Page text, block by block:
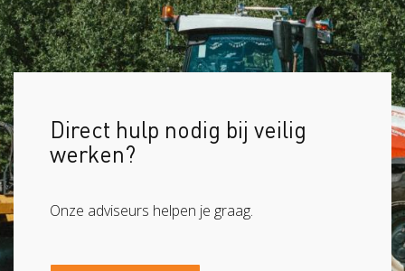
Direct hulp nodig bij veilig
werken?
Onze adviseurs helpen je graag.